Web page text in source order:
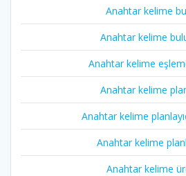
Anahtar kelime
Anahtar kelime
Anahtar kelime
Anahtar kelime
Anahtar kelime
Anahtar kelime
Anahtar kelime